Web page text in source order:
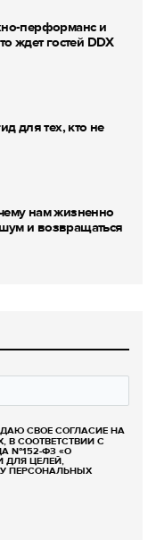
перформанс и
ждет гостей DDX
для тех, кто не
нам жизненно
и возвращаться
СВОЕ СОГЛАСИЕ НА
В СООТВЕТСТВИИ С
№152-ФЗ «О
ДЛЯ ЦЕЛЕЙ,
ПЕРСОНАЛЬНЫХ